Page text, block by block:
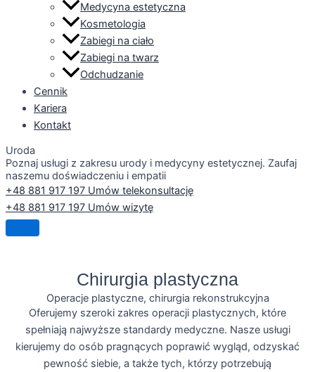
Medycyna estetyczna
Kosmetologia
Zabiegi na ciało
Zabiegi na twarz
Odchudzanie
Cennik
Kariera
Kontakt
Uroda
Poznaj usługi z zakresu urody i medycyny estetycznej. Zaufaj
naszemu doświadczeniu i empatii
+48 881 917 197 Umów telekonsultację
+48 881 917 197 Umów wizytę
Chirurgia plastyczna
Operacje plastyczne, chirurgia rekonstrukcyjna
Oferujemy szeroki zakres operacji plastycznych, które
spełniają najwyższe standardy medyczne. Nasze usługi
kierujemy do osób pragnących poprawić wygląd, odzyskać
pewność siebie, a także tych, którzy potrzebują